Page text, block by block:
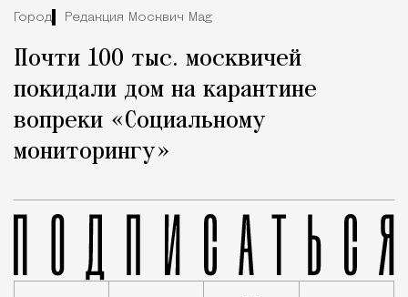
Город Редакция Москвич Mag
Почти 100 тыс. москвичей
покидали дом на карантине
вопреки «Социальному
мониторингу»